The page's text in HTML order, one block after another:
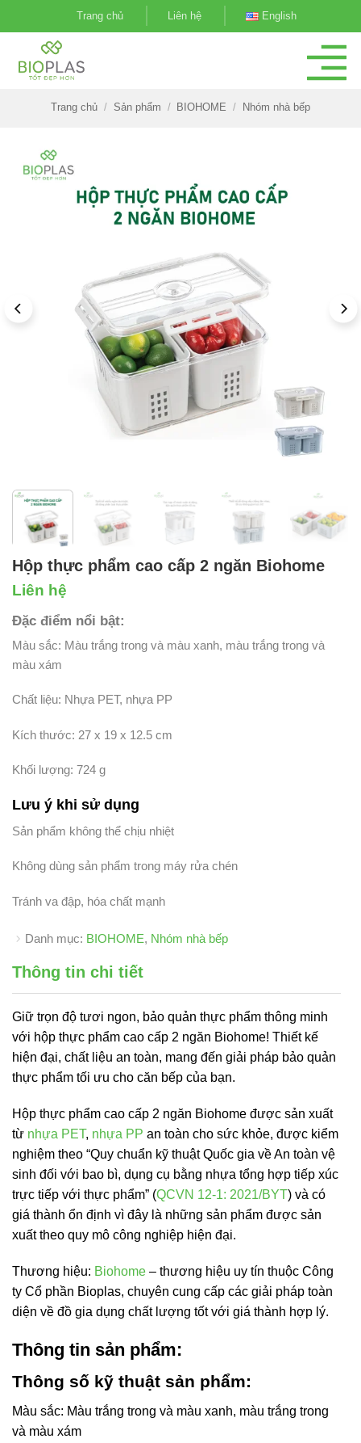
qua
dung
Trang chủ Liên hệ English
Trang chủ / Sản phẩm / BIOHOME / Nhóm nhà bếp
Hộp thực phẩm cao cấp 2 ngăn Biohome
Liên hệ
Đặc điểm nổi bật:
Màu sắc: Màu trắng trong và màu xanh, màu trắng trong và
màu xám
Chất liệu: Nhựa PET, nhựa PP
Kích thước: 27 x 19 x 12.5 cm
Khối lượng: 724 g
Lưu ý khi sử dụng
Sản phẩm không thể chịu nhiệt
Không dùng sản phẩm trong máy rửa chén
Tránh va đập, hóa chất mạnh
Danh mục: BIOHOME, Nhóm nhà bếp
Thông tin chi tiết
Giữ trọn độ tươi ngon, bảo quản thực phẩm thông minh
với hộp thực phẩm cao cấp 2 ngăn Biohome! Thiết kế
hiện đại, chất liệu an toàn, mang đến giải pháp bảo quản
thực phẩm tối ưu cho căn bếp của bạn.
Hộp thực phẩm cao cấp 2 ngăn Biohome được sản xuất
từ nhựa PET, nhựa PP an toàn cho sức khỏe, được kiểm
nghiệm theo “Quy chuẩn kỹ thuật Quốc gia về An toàn vệ
sinh đối với bao bì, dụng cụ bằng nhựa tổng hợp tiếp xúc
trực tiếp với thực phẩm” (QCVN 12-1: 2021/BYT) và có
giá thành ổn định vì đây là những sản phẩm được sản
xuất theo quy mô công nghiệp hiện đại.
Thương hiệu: Biohome – thương hiệu uy tín thuộc Công
ty Cổ phần Bioplas, chuyên cung cấp các giải pháp toàn
diện về đồ gia dụng chất lượng tốt với giá thành hợp lý.
Thông tin sản phẩm:
Thông số kỹ thuật sản phẩm:
Màu sắc: Màu trắng trong và màu xanh, màu trắng trong
và màu xám